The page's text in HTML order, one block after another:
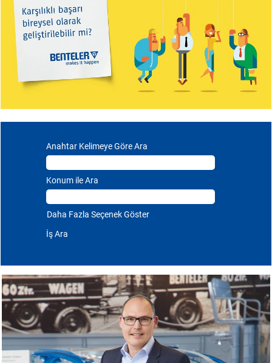
Anahtar Kelimeye Göre Ara
Konum ile Ara
Daha Fazla Seçenek Göster